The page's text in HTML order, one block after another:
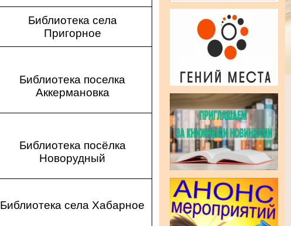
Библиотека села
Пригорное
Библиотека поселка
Аккермановка
Библиотека посёлка
Новорудный
Библиотека села Хабарное